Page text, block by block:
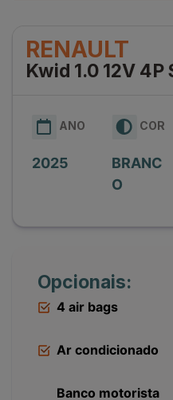
RENAULT
Kwid 1.0 12V 4P
ANO
2025
COR
BRANC
O
Opcionais:
4 air bags
Ar condicionado
Banco motorista